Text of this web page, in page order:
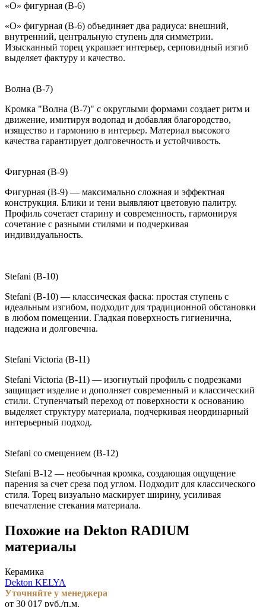
«О» фигурная (B-6)
«О» фигурная (B-6) объединяет два радиуса: внешний,
внутренний, центральную ступень для симметрии.
Изысканный торец украшает интерьер, серповидный изгиб
выделяет фактуру и качество.
Волна (B-7)
Кромка "Волна (B-7)" с округлыми формами создает ритм и
движение, имитируя водопад и добавляя благородство,
изящество и гармонию в интерьер. Материал высокого
качества гарантирует долговечность и устойчивость.
Фигурная (B-9)
Фигурная (B-9) — максимально сложная и эффектная
конструкция. Блики и тени выявляют цветовую палитру.
Профиль сочетает старину и современность, гармонируя
сочетание с разными стилями и подчеркивая
индивидуальность.
Stefani (B-10)
Stefani (B-10) — классическая фаска: простая ступень с
идеальным изгибом, подходит для традиционной обстановки
в любом помещении. Гладкая поверхность гигиенична,
надежна и долговечна.
Stefani Victoria (B-11)
Stefani Victoria (B-11) — изогнутый профиль с подрезками
защищает изделие и дополняет современный и классический
стили. Ступенчатый переход от поверхности к основанию
выделяет структуру материала, подчеркивая неординарный
интерьерный подход.
Stefani со смещением (B-12)
Stefani B-12 — необычная кромка, создающая ощущение
парения за счет среза под углом. Подходит для классического
стиля. Торец визуально маскирует ширину, усиливая
впечатление стекания материала.
Похожие на Dekton RADIUM
материалы
Керамика
Dekton KELYA
Уточняйте у менеджера
от 30 017 руб./п.м.